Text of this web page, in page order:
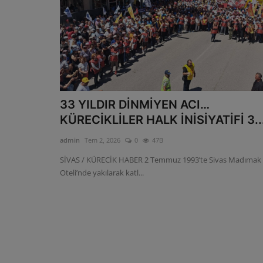
33 YILDIR DİNMİYEN ACI…
KÜRECİKLİLER HALK İNİSİYATİFİ
admin Tem 2, 2026 0 47B
SİVAS / KÜRECİK HABER 2 Temmuz 1993’te Sivas Madımak
Oteli’nde yakılarak katl...